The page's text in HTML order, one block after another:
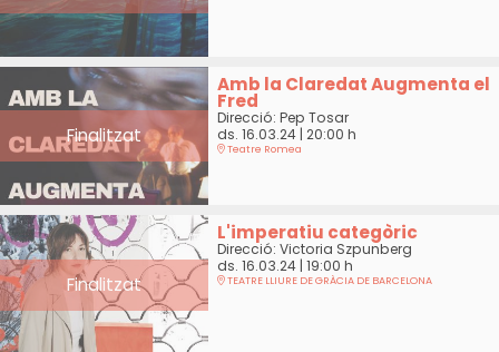
Finalitzat
Amb la Claredat Augmenta el
Fred
Direcció: Pep Tosar
ds. 16.03.24| 20:00 h
Teatre Romea
Finalitzat
L'imperatiu categòric
Direcció: Victoria Szpunberg
ds. 16.03.24| 19:00 h
TEATRE LLIURE DE GRÀCIA DE BARCELONA